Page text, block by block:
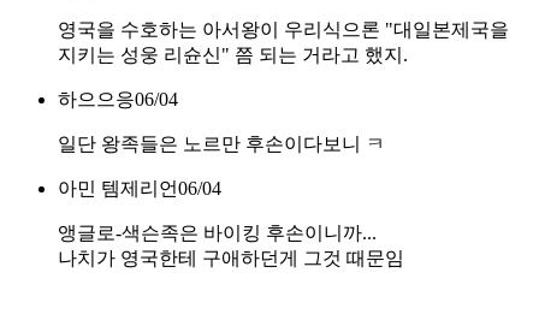
영국을 수호하는 아서왕이 우리식으론 "대일본제국을
지키는 성웅 리슌신" 쯤 되는 거라고 했지.
하으으응06/04
일단 왕족들은 노르만 후손이다보니 ㅋ
아민 템제리언06/04
앵글로-색슨족은 바이킹 후손이니까...
나치가 영국한테 구애하던게 그것 때문임